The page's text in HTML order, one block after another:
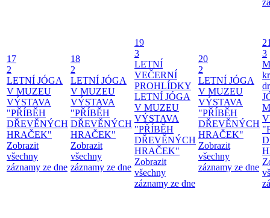
17
2
LETNÍ JÓGA
V MUZEU
VÝSTAVA
"PŘÍBĚH
DŘEVĚNÝCH
HRAČEK"
Zobrazit
všechny
záznamy ze dne
18
2
LETNÍ JÓGA
V MUZEU
VÝSTAVA
"PŘÍBĚH
DŘEVĚNÝCH
HRAČEK"
Zobrazit
všechny
záznamy ze dne
19
3
LETNÍ
VEČERNÍ
PROHLÍDKY
LETNÍ JÓGA
V MUZEU
VÝSTAVA
"PŘÍBĚH
DŘEVĚNÝCH
HRAČEK"
Zobrazit
všechny
záznamy ze dne
20
2
LETNÍ JÓGA
V MUZEU
VÝSTAVA
"PŘÍBĚH
DŘEVĚNÝCH
HRAČEK"
Zobrazit
všechny
záznamy ze dne
3